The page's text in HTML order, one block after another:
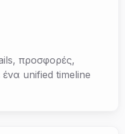
προσφορές,
unified timeline